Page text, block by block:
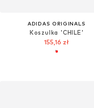
ADIDAS ORIGINALS
Koszulka 'CHILE'
155,16 zł